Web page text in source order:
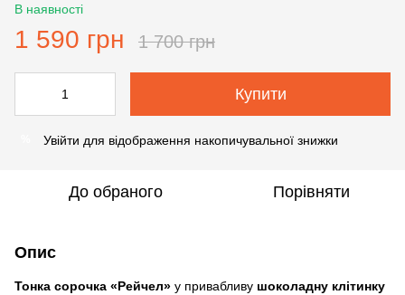
В наявності
1 590 грн 1 700 грн
Купити
Увійти для відображення накопичувальної знижки
До обраного Порівняти
Опис
Тонка сорочка «Рейчел» у привабливу шоколадну клітинку